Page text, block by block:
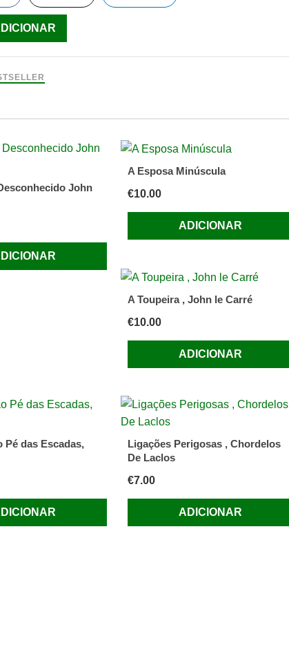
John
A Esposa Minúscula
€10.00
ADICIONAR
A Toupeira , John le Carré
€10.00
ADICIONAR
Pé das Escadas,
Ligações Perigosas , Chordelos
De Laclos
€7.00
ADICIONAR